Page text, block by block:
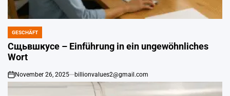
POSTED
IN
GESCHÄFT
Сщьвшкусе – Einführung in ein ungewöhnliches
Wort
on
November 26, 2025 billionvalues2@gmail.com